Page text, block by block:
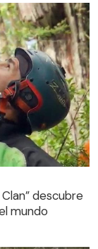
mundodescubre
mundo